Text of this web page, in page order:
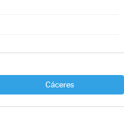
Cáceres